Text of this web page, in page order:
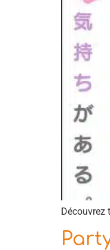
Découvrez